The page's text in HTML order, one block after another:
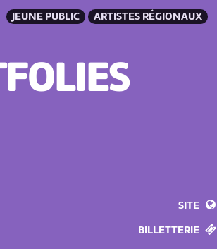
ARTISTES RÉGIONAUX
JEUNE PUBLIC
SITE
BILLETTERIE